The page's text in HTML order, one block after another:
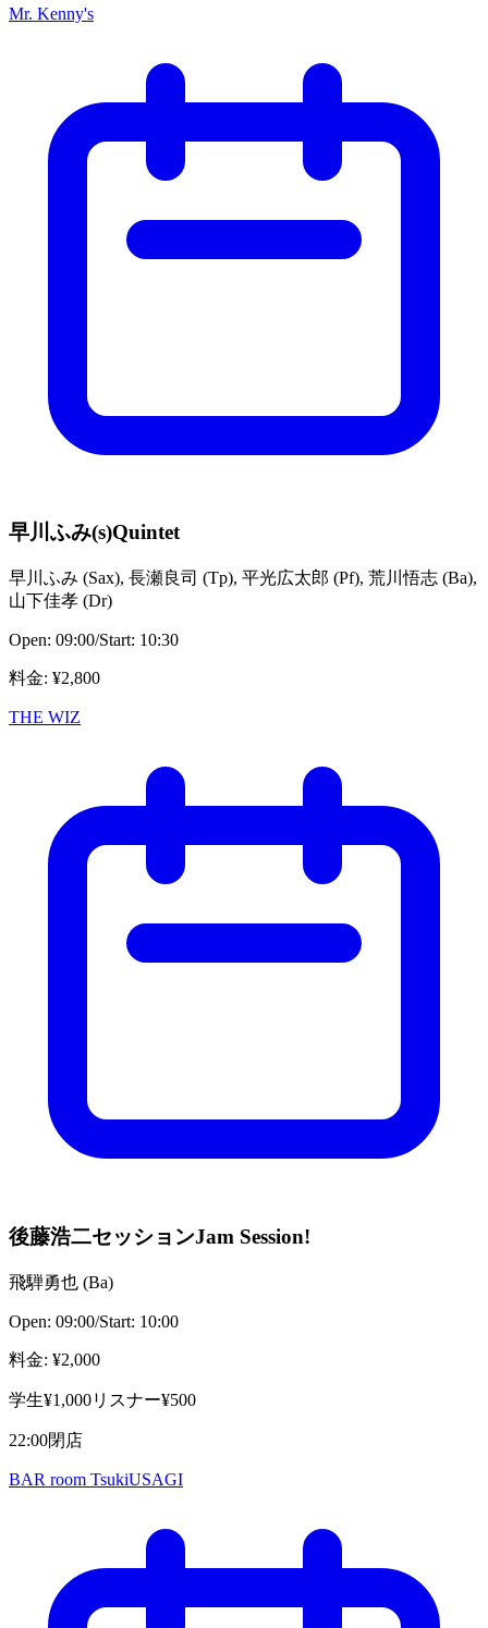
Mr. Kenny's
早川ふみ(s)Quintet
早川ふみ (Sax), 長瀬良司 (Tp), 平光広太郎 (Pf), 荒川悟志 (Ba),
山下佳孝 (Dr)
Open: 09:00/Start: 10:30
料金: ¥2,800
THE WIZ
後藤浩二セッションJam Session!
飛騨勇也 (Ba)
Open: 09:00/Start: 10:00
料金: ¥2,000
学生¥1,000リスナー¥500
22:00閉店
BAR room TsukiUSAGI